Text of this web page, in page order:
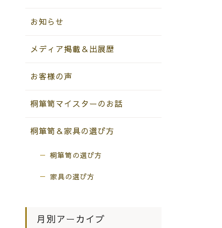
お知らせ
メディア掲載＆出展歴
お客様の声
桐箪笥マイスターのお話
桐箪笥＆家具の選び方
桐箪笥の選び方
家具の選び方
月別アーカイブ